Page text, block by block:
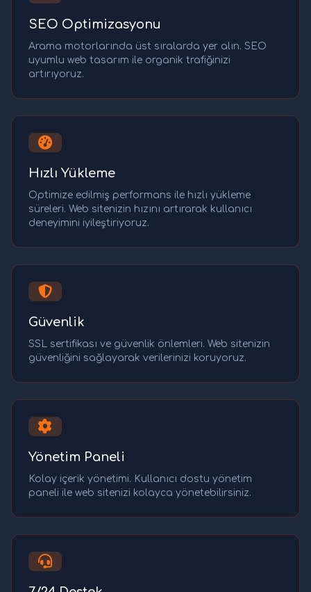
SEO Optimizasyonu
Arama motorlarında üst sıralarda yer alın. SEO
uyumlu web tasarım ile organik trafiğinizi
artırıyoruz.
Hızlı Yükleme
Optimize edilmiş performans ile hızlı yükleme
süreleri. Web sitenizin hızını artırarak kullanıcı
deneyimini iyileştiriyoruz.
Güvenlik
SSL sertifikası ve güvenlik önlemleri. Web sitenizin
güvenliğini sağlayarak verilerinizi koruyoruz.
Yönetim Paneli
Kolay içerik yönetimi. Kullanıcı dostu yönetim
paneli ile web sitenizi kolayca yönetebilirsiniz.